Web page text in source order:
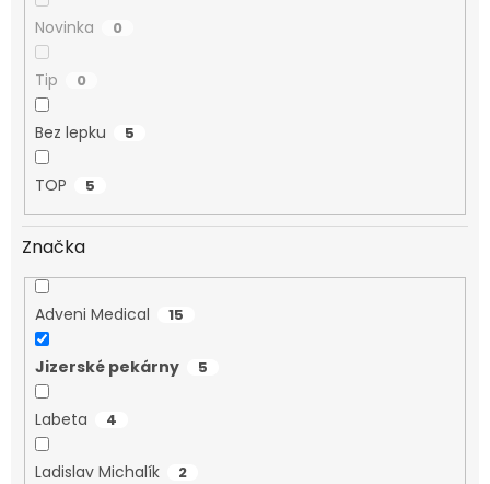
Novinka 0
Tip 0
Bez lepku 5
TOP 5
Značka
Adveni Medical 15
Jizerské pekárny 5
Labeta 4
Ladislav Michalík 2